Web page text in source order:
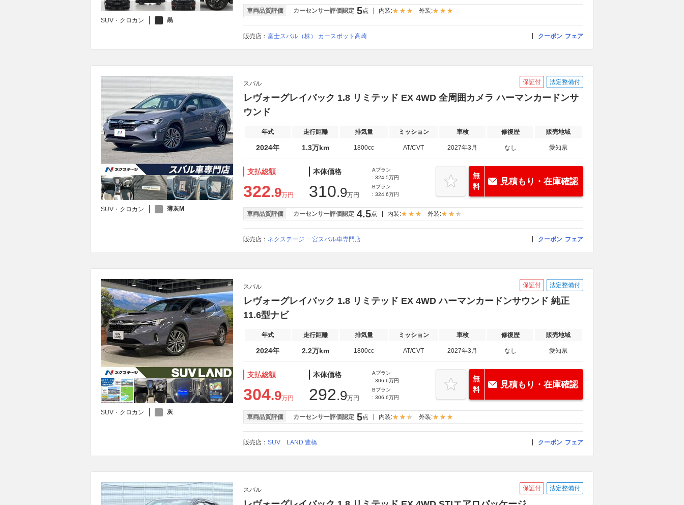
SUV・クロカン 黒
車両品質評価 カーセンサー評価認定 5点 内装: 外装:
販売店： 富士スバル（株） カースポット高崎 クーポン フェア
SUV・クロカン 薄灰M
スバル 保証付 法定整備付
レヴォーグレイバック 1.8 リミテッド EX 4WD 全周囲カメラ ハーマンカードンサ
ウンド
年式 走行距離 排気量 ミッション 車検 修復歴 販売地域
2024年 1.3万km 1800cc AT/CVT 2027年3月 なし 愛知県
支払総額
322.9万円
本体価格
310.9万円
Aプラン
: 324.5万円
Bプラン
: 324.6万円
無
料
見積もり・在庫確認
車両品質評価 カーセンサー評価認定 4.5点 内装: 外装:
販売店： ネクステージ 一宮スバル車専門店 クーポン フェア
SUV・クロカン 灰
スバル 保証付 法定整備付
レヴォーグレイバック 1.8 リミテッド EX 4WD ハーマンカードンサウンド 純正
11.6型ナビ
年式 走行距離 排気量 ミッション 車検 修復歴 販売地域
2024年 2.2万km 1800cc AT/CVT 2027年3月 なし 愛知県
支払総額
304.9万円
本体価格
292.9万円
Aプラン
: 306.6万円
Bプラン
: 306.6万円
無
料
見積もり・在庫確認
車両品質評価 カーセンサー評価認定 5点 内装: 外装:
販売店： SUV LAND 豊橋 クーポン フェア
スバル 保証付 法定整備付